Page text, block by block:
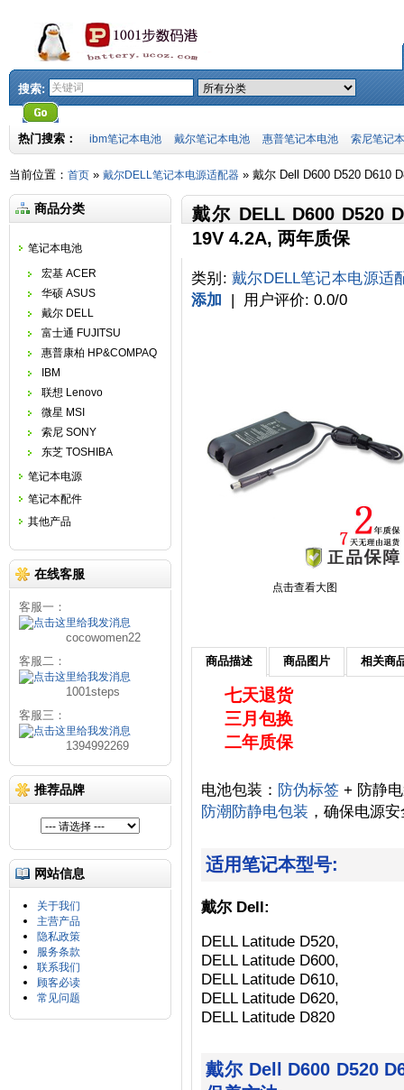
搜索:
热门搜索： ibm笔记本电池 戴尔笔记本电池 惠普笔记本电池 索尼笔记
当前位置： 首页 » 戴尔DELL笔记本电源适配器 » 戴尔 Dell D600 D520 D610
商品分类
笔记本电池
宏基 ACER
华硕 ASUS
戴尔 DELL
富士通 FUJITSU
惠普康柏 HP&COMPAQ
IBM
联想 Lenovo
微星 MSI
索尼 SONY
东芝 TOSHIBA
笔记本电源
笔记本配件
其他产品
在线客服
客服一：
cocowomen22
客服二：
1001steps
客服三：
1394992269
推荐品牌
网站信息
关于我们
主营产品
隐私政策
服务条款
联系我们
顾客必读
常见问题
戴尔 DELL D600 D520
19V 4.2A, 两年质保
类别 :戴尔DELL笔记本电源适
添加 | 用户评价: 0.0/0
点击查看大图
商品描述 商品图片 相关商
七天退货
三月包换
二年质保
电池包装： 防伪标签 + 防静
防潮防静电包装 ，确保电源
适用笔记本型号:
戴尔 Dell:
DELL Latitude D520,
DELL Latitude D600,
DELL Latitude D610,
DELL Latitude D620,
DELL Latitude D820
戴尔 Dell D600 D520